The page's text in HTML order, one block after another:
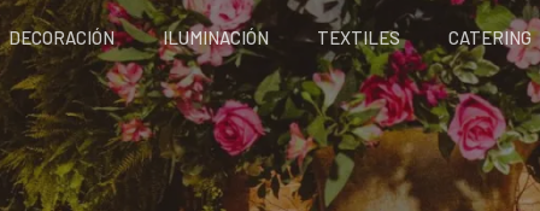
DECORACIÓN ILUMINACIÓN TEXTILES CATERING